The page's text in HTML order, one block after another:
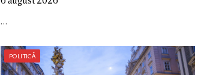
…
POLITICĂ